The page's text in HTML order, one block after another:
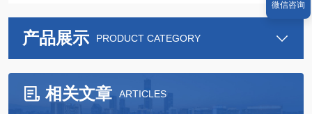
产品展示 PRODUCT CATEGORY
相关文章 ARTICLES
微信咨询